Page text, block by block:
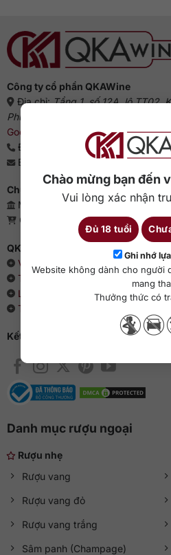
Chào mừng bạn đến
Vui lòng xác nhận
Đủ 18 tuổi
Ghi nhớ
Website không dành cho người
mang
Thưởng thức có
Công ty cổ phần QKAWine
Địa chỉ:Tầng 1, số 12A, lô TT02,
Phường Mỹ Đình 2, Quận Nam Từ
Google Maps
Điện thoại:
0363 909 636
Email:
sales@qkawine.com
Chứng nhận kinh doanh
Mã số doanh nghiệp:
Giấy phép bán lẻ rượu: 04/GP-
QKAWine - Chuyên rượu ngoại
Về chúng tôi
Thông cáo báo chí
Liên hệ với QKAWine
Tin tức và sự kiện
Kết nối với QKAWine
Danh mục rượu ngoại
Rượu nhẹ
Rượu vang
Rượu vang đỏ
Rượu vang trắng
Sâm panh (Champage)